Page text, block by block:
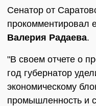
Сенатор от
прокомментировал
Валерия Радаева.
"В своем отчете о
год губернатор
экономическому
промышленность и